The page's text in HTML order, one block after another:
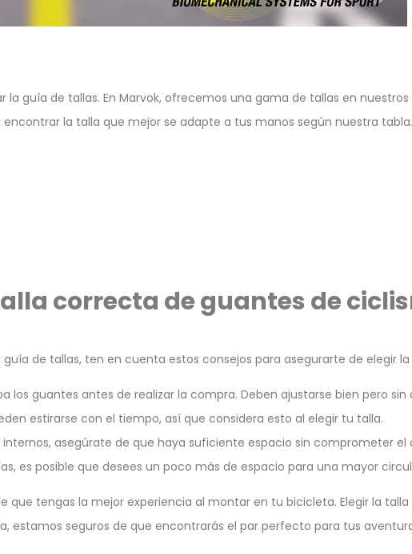
guía de tallas. En Marvok, ofrecemos una gama de tallas en nuestros
la talla que mejor se adapte a tus manos según nuestra tabla.
correcta de guantes de
de tallas, ten en cuenta estos consejos para asegurarte de elegir
los guantes antes de realizar la compra. Deben ajustarse bien pero
estirarse con el tiempo, así que considera esto al elegir tu talla.
internos, asegúrate de que haya suficiente espacio sin comprometer el
es posible que desees un poco más de espacio para una mayor
que tengas la mejor experiencia al montar en tu bicicleta. Elegir la
estamos seguros de que encontrarás el par perfecto para tus